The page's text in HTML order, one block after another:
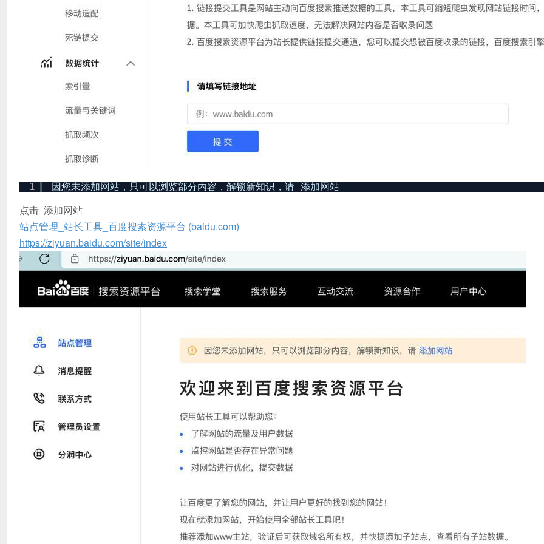
1 因您未添加网站，只可以浏览部分内容，解锁新知识，请 添加网站
点击 添加网站
站点管理_站长工具_百度搜索资源平台 (baidu.com)
https://ziyuan.baidu.com/site/index